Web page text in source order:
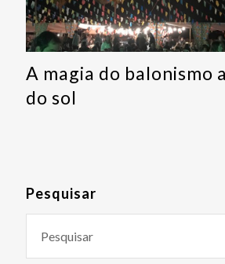
A magia do balonismo
do sol
Pesquisar